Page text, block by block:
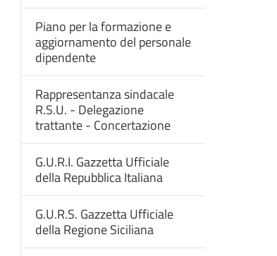
Piano per la formazione e
aggiornamento del personale
dipendente
Rappresentanza sindacale
R.S.U. - Delegazione
trattante - Concertazione
G.U.R.I. Gazzetta Ufficiale
della Repubblica Italiana
G.U.R.S. Gazzetta Ufficiale
della Regione Siciliana